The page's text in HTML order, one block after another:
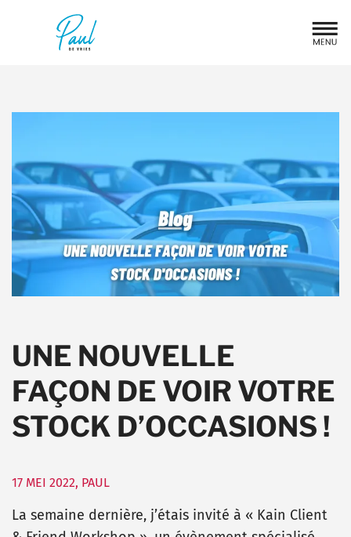
UNE NOUVELLE
FAÇON DE VOIR VOTRE
STOCK D’OCCASIONS !
17 MEI 2022, PAUL
La semaine dernière, j’étais invité à « Kain Client